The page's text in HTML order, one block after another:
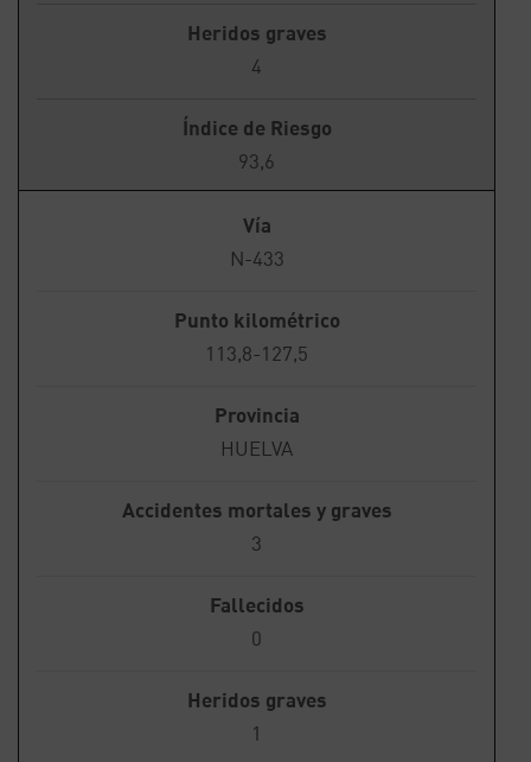
Heridos graves
4
Índice de Riesgo
93,6
Vía
N-433
Punto kilométrico
113,8-127,5
Provincia
HUELVA
Accidentes mortales y graves
3
Fallecidos
0
Heridos graves
1